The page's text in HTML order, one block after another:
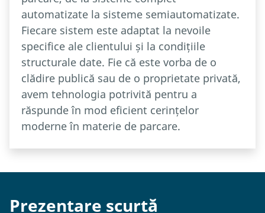
automatizate la sisteme semiautomatizate.
Fiecare sistem este adaptat la nevoile
specifice ale clientului și la condițiile
structurale date. Fie că este vorba de o
clădire publică sau de o proprietate privată,
avem tehnologia potrivită pentru a
răspunde în mod eficient cerințelor
moderne în materie de parcare.
Prezentare scurtă